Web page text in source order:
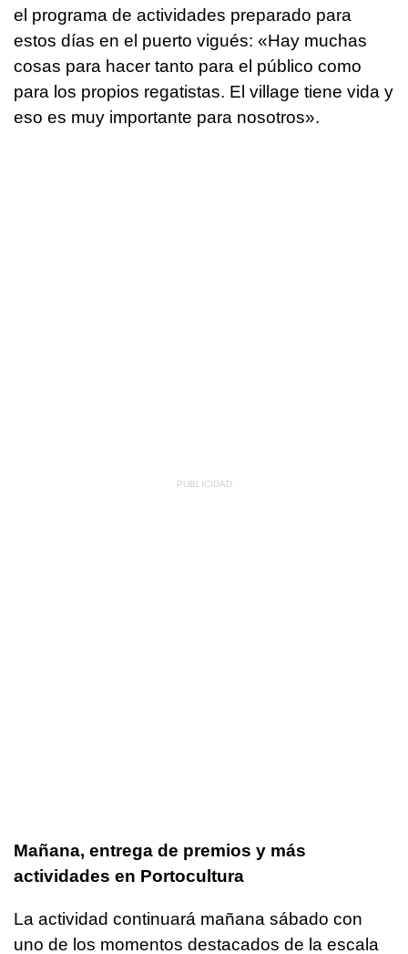
el programa de actividades preparado para
estos días en el puerto vigués: «Hay muchas
cosas para hacer tanto para el público como
para los propios regatistas. El village tiene vida y
eso es muy importante para nosotros».
Mañana, entrega de premios y más
actividades en Portocultura
La actividad continuará mañana sábado con
uno de los momentos destacados de la escala